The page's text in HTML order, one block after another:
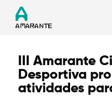
Termo de Pesquisa
III Amarante
Desportiva
atividades